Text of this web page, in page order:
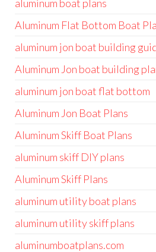
aluminum boat plans
Aluminum Flat Bottom Boat
aluminum jon boat building
Aluminum Jon boat building
aluminum jon boat flat bottom
Aluminum Jon Boat Plans
Aluminum Skiff Boat Plans
aluminum skiff DIY plans
Aluminum Skiff Plans
aluminum utility boat plans
aluminum utility skiff plans
aluminumboatplans.com